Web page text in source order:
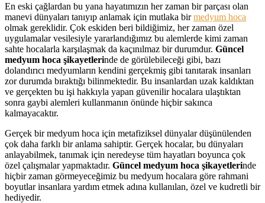
En eski çağlardan bu yana hayatımızın her zaman bir parçası olan
manevi dünyaları tanıyıp anlamak için mutlaka birmedyum hoca
olmak gereklidir. Çok eskiden beri bildiğimiz, her zaman özel
uygulamalar vesilesiyle yararlandığımız bu alemlerde kimi zaman
sahte hocalarla karşılaşmak da kaçınılmaz bir durumdur. Güncel
medyum hoca şikayetlerinde de görülebileceği gibi, bazı
dolandırıcı medyumların kendini gerçekmiş gibi tanıtarak insanları
zor durumda bıraktığı bilinmektedir. Bu insanlardan uzak kaldıktan
ve gerçekten bu işi hakkıyla yapan güvenilir hocalara ulaştıktan
sonra gaybi alemleri kullanmanın önünde hiçbir sakınca
kalmayacaktır.
Gerçek bir medyum hoca için metafiziksel dünyalar düşünülenden
çok daha farklı bir anlama sahiptir. Gerçek hocalar, bu dünyaları
anlayabilmek, tanımak için neredeyse tüm hayatları boyunca çok
özel çalışmalar yapmaktadır. Güncel medyum hoca şikayetlerinde
hiçbir zaman görmeyeceğimiz bu medyum hocalara göre rahmani
boyutlar insanlara yardım etmek adına kullanılan, özel ve kudretli bir
hediyedir.